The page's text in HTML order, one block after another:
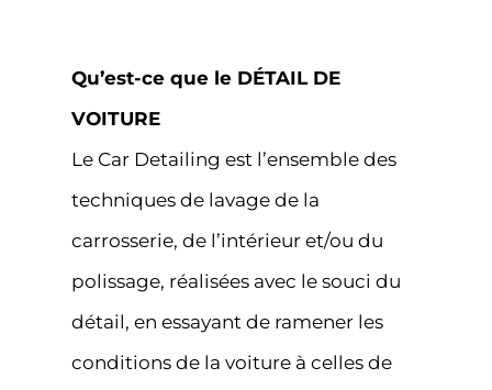
Qu’est-ce que le DÉTAIL DE
VOITURE
Le Car Detailing est l’ensemble des
techniques de lavage de la
carrosserie, de l’intérieur et/ou du
polissage, réalisées avec le souci du
détail, en essayant de ramener les
conditions de la voiture à celles de